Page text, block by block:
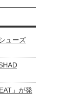
ューズ
」が発